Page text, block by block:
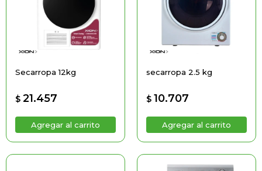
Secarropa 12kg
$ 21.457
secarropa 2.5 kg
$ 10.707